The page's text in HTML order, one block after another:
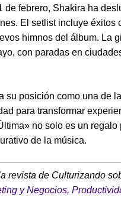
febrero, Shakira ha
El setlist incluye éxitos
himnos del álbum. La
con paradas en
su posición como una de
para transformar
no solo es un regalo
de la música.
revista de Culturizando
y Negocios,